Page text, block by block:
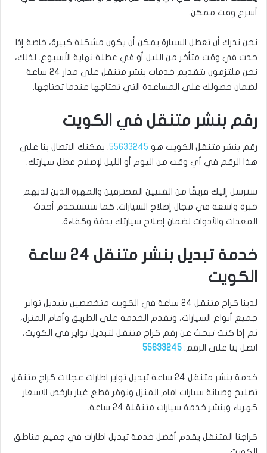
أسرع وقت ممكن.
نحن ندرك أن تعطل السيارة يمكن أن يكون مشكلة كبيرة، خاصة إذا
حدث في وقت متأخر من الليل أو في عطلة نهاية الأسبوع. لذلك،
نحن ملتزمون بتقديم خدمات بنشر متنقل على مدار 24 ساعة
لضمان حصولك على المساعدة التي تحتاجها عندما تحتاجها.
رقم بنشر متنقل في الكويت
رقم بنشر متنقل الكويت هو 55633245. يمكنك الاتصال بنا على
هذا الرقم في أي وقت من اليوم أو الليل لإصلاح عطل سيارتك.
سنرسل إليك فريقًا من الفنيين المحترفين والمهرة الذين لديهم
خبرة واسعة في مجال إصلاح السيارات. كما سنستخدم أحدث
المعدات والأدوات لضمان إصلاح سيارتك بدقة وكفاءة.
خدمة تبديل بنشر متنقل 24 ساعة
الكويت
لدينا كراج متنقل 24 ساعة في الكويت متخصصين بتبديل تواير
جميع أنواع السيارات، ونقدم الخدمة على الطريق وأمام المنزل،
ثم إذا كنت تبحث عن رقم كراج متنقل لتبديل تواير في الكويت،
اتصل بنا على الرقم: 55633245
خدمة بنشر متنقل 24 ساعة تبديل تواير اطارات عجلات كراج متنقل
تصليح وصيانة سيارات امام المنزل ونوفر قطع غيار بارخص الاسعار
كهرباء وبنشر خدمة سيارات متنقلة 24 ساعة.
كراجنا المتنقل يقدم أفضل خدمة تبديل اطارات في جميع مناطق